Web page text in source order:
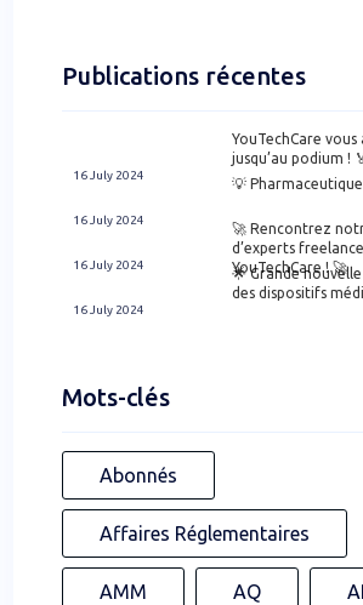
Publications récentes
YouTechCare
jusqu’au podium !
16 July 2024
💡 Pharmaceutique
16 July 2024
🚀 Rencontrez
d’experts
YouTechCare ! 🚀
16 July 2024
🌟 Grande
des dispositifs
16 July 2024
Mots-clés
Abonnés
Affaires Réglementaires
AMM AQ